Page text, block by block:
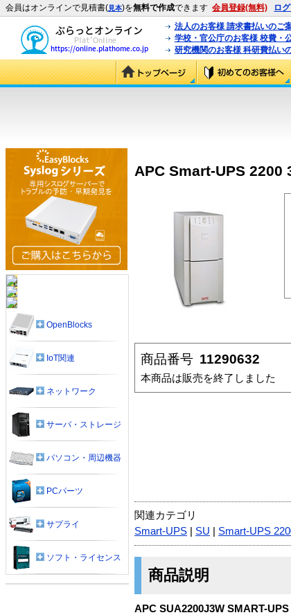
会員はオンラインで見積書(見本)を無料で作成できます 会員登録(無料) ロ
法人のお客様 請求書払いのご
学校・官公庁のお客様 校費・
研究機関のお客様 科研費払い
APC Smart-UPS 2200
商品番号 11290632
本商品は販売を終了しました
関連カテゴリ
Smart-UPS
SU Smart-UPS
商品説明
APC SUA2200J3W SMART-UPS
OpenBlocks
IoT関連
ネットワーク
サーバ・ストレージ
パソコン・周辺機器
PCパーツ
サプライ
ソフト・ライセンス